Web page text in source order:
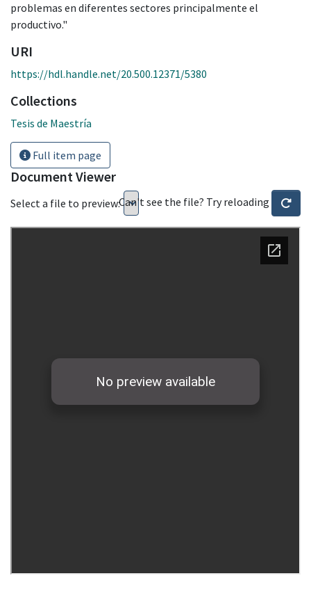
problemas en diferentes sectores principalmente el
productivo."
URI
https://hdl.handle.net/20.500.12371/5380
Collections
Tesis de Maestría
Full item page
Document Viewer
Select a file to preview:Can't see the file? Try reloading